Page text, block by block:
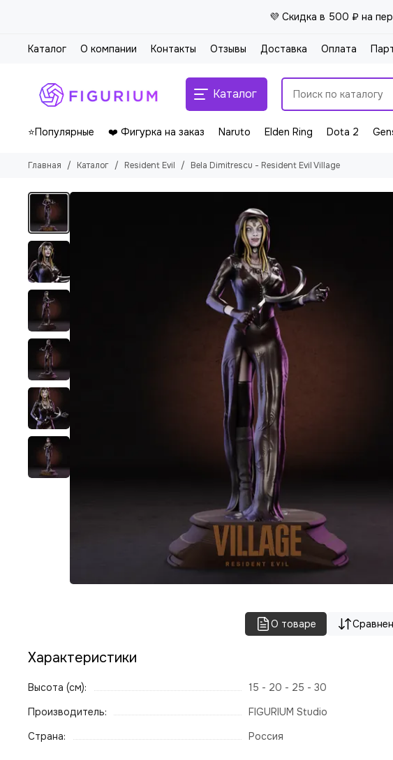
💜 Скидка в 500 ₽ на
Каталог О компании Контакты Отзывы Доставка Оплата
Каталог
⭐Популярные ❤️ Фигурка на заказ Naruto Elden Ring Dota 2
Главная Каталог Resident Evil Bela Dimitrescu - Resident Evil Village
О товаре
Характеристики
Высота (см):
15 - 20 - 25 - 30
Производитель:
FIGURIUM Studio
Страна:
Россия